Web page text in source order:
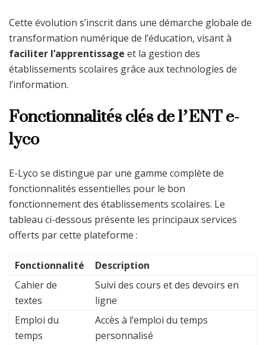
Cette évolution s’inscrit dans une démarche globale de
transformation numérique de l’éducation, visant à
faciliter l’apprentissage et la gestion des
établissements scolaires grâce aux technologies de
l’information.
Fonctionnalités clés de l’ENT e-
lyco
E-Lyco se distingue par une gamme complète de
fonctionnalités essentielles pour le bon
fonctionnement des établissements scolaires. Le
tableau ci-dessous présente les principaux services
offerts par cette plateforme :
Fonctionnalité
Description
Cahier de
textes
Suivi des cours et des devoirs en
ligne
Emploi du
temps
Accès à l’emploi du temps
personnalisé